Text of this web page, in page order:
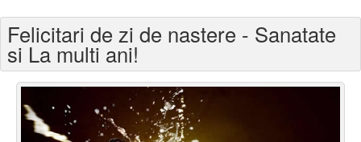
Felicitari varsta
Felicitari zilele anului
Felicitari zile saptamana
Felicitari de zi de nastere - Sanatate
si La multi ani!